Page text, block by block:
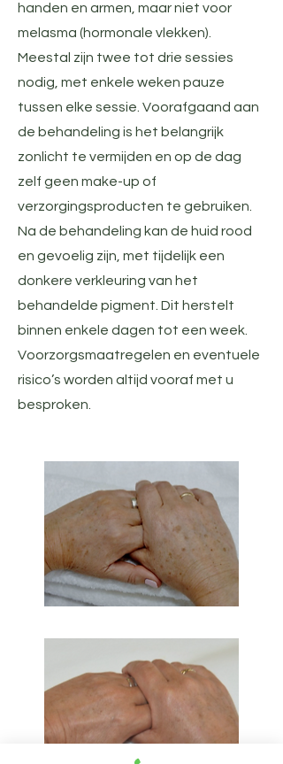
handen en armen, maar niet voor
melasma (hormonale vlekken).
Meestal zijn twee tot drie sessies
nodig, met enkele weken pauze
tussen elke sessie. Voorafgaand aan
de behandeling is het belangrijk
zonlicht te vermijden en op de dag
zelf geen make-up of
verzorgingsproducten te gebruiken.
Na de behandeling kan de huid rood
en gevoelig zijn, met tijdelijk een
donkere verkleuring van het
behandelde pigment. Dit herstelt
binnen enkele dagen tot een week.
Voorzorgsmaatregelen en eventuele
risico’s worden altijd vooraf met u
besproken.